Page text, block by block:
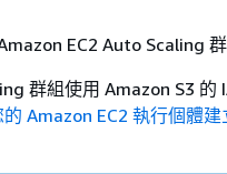
EC2 Auto Scaling 群
群組使用 Amazon S3 的
Amazon EC2 執行個體